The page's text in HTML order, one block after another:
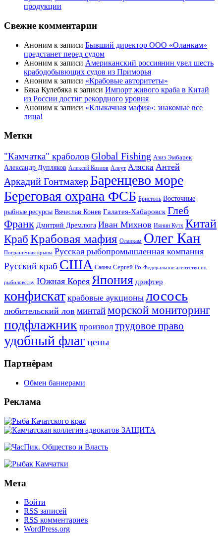
продукции
Свежие комментарии
Аноним к записи Бывший директор ООО «Оланкам»
предстанет перед судом
Аноним к записи Американский россиянин увел шесть
крабодобывющих судов из Приморья
Аноним к записи «Крабовые авторитеты»
Бяка Кулебяка к записи Импорт живого краба в Китай
из России достиг рекордного уровня
Аноним к записи «Клыкачная мафия»: знакомые все
лица!
Метки
"Камчатка" краболовGlobal Fishing Азиз Эмбарек
Александр Дупляков Алексей Козлов Алеут Аляска Антей
Аркадий Гонтмахер Баренцево море
Береговая охрана ФСБ Бристоль Восточные
рыбные ресурсы Вячеслав Конев Галатея-Хабаровск Глеб
Франк Дмитрий Дремлюга Иван Михнов Иянин Кутх Китай
Краб Крабовая мафия Оланкам Олег Кан
Пограничная крыша Русская рыбопромышленная компания
Русский краб США Саяны Сергей Ро Федеральное агентство по
рыболовству Южная Корея Япония дрифтер
конфискат крабовые аукционы лосось
любительский лов минтайморской мониторинг
подфлажник произвол трудовое право
удобный флагцены
Партнёрам
Обмен баннерами
Реклама
Мета
Войти
RSS записей
RSS комментариев
WordPress.org